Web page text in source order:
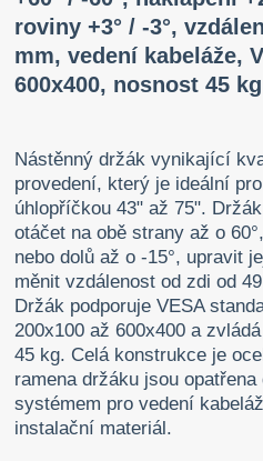
roviny +3° / -3°,
mm, vedení kabeláže,
600x400, nosnost 45 kg
Nástěnný držák vynikající
provedení, který je ideální
úhlopříčkou 43" až 75".
otáčet na obě strany až o
nebo dolů až o -15°, upravit
měnit vzdálenost od zdi od
Držák podporuje VESA
200x100 až 600x400 a
45 kg. Celá konstrukce je
ramena držáku jsou
systémem pro vedení
instalační materiál.